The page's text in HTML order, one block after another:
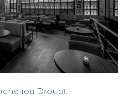
Drouot -